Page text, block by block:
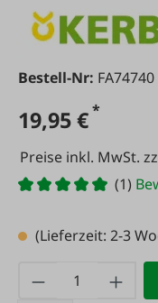
Bestell-Nr: FA74740
19,95 €*
Preise inkl. MwSt.
(1)
(Lieferzeit: 2-3
Produkt